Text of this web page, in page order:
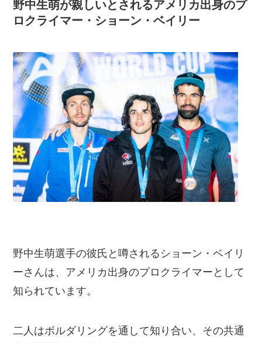
野中生萌が親しいとされるアメリカ出身のプ
ロクライマー・ショーン・ベイリー
野中生萌選手の彼氏と噂されるショーン・ベイリ
ーさんは、アメリカ出身のプロクライマーとして
知られています。
二人はボルダリングを通して知り合い、その共通